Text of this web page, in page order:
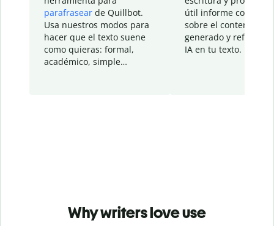
parafrasear de Quillbot.
Usa nuestros modos para
hacer que el texto suene
como quieras: formal,
académico, simple…
útil informe con
sobre el contenido
generado y refinado
IA en tu texto.
Why writers love use